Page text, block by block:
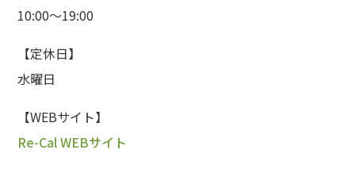
10:00〜19:00
【定休日】
水曜日
【WEBサイト】
Re-Cal WEBサイト